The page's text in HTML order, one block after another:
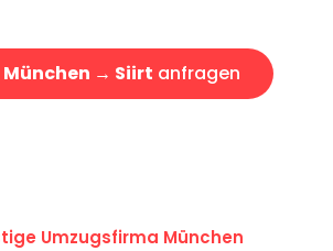
München → Siirt anfragen
Umzugsfirma München